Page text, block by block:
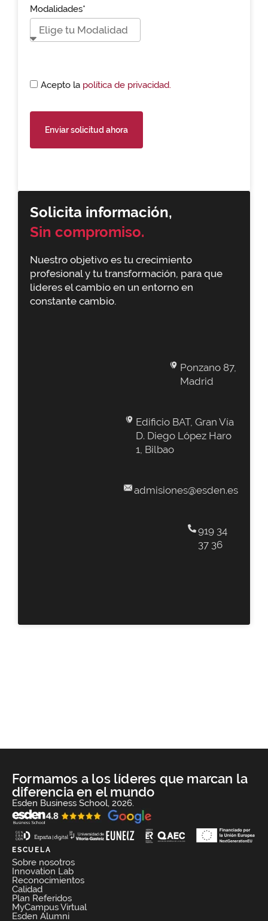
Solicita información,
Sin compromiso.
Nuestro objetivo es tu crecimiento
profesional y tu transformación, para que
lideres el cambio en un entorno en
constante cambio.
Ponzano 87,
Madrid
Edificio BAT, Gran Vía
D. Diego López Haro
1, Bilbao
admisiones@esden.es
919 34
37 36
Modalidades*
Acepto la política de privacidad.
Enviar solicitud ahora
Formamos a los líderes que marcan la
diferencia en el mundo
Esden Business School, 2026.
ESCUELA
Sobre nosotros
Innovation Lab
Reconocimientos
Calidad
Plan Referidos
MyCampus Virtual
Esden Alumni